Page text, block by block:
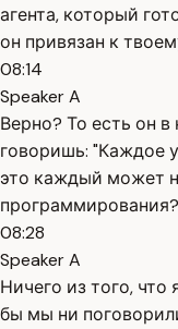
агента, который
он привязан к
08:14
Speaker A
Верно? То есть он в
говоришь: "Каждое
это каждый может
программирования?
08:28
Speaker A
Ничего из того, что
бы мы ни